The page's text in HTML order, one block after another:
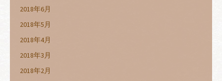
2018年6月
2018年5月
2018年4月
2018年3月
2018年2月